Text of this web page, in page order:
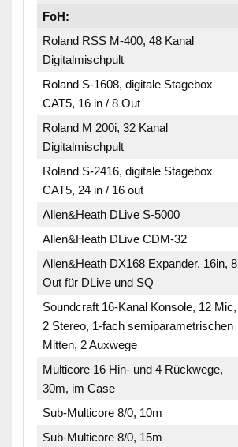
FoH:
Roland RSS M-400, 48 Kanal
Digitalmischpult
Roland S-1608, digitale Stagebox
CAT5, 16 in / 8 Out
Roland M 200i, 32 Kanal
Digitalmischpult
Roland S-2416, digitale Stagebox
CAT5, 24 in / 16 out
Allen&Heath DLive S-5000
Allen&Heath DLive CDM-32
Allen&Heath DX168 Expander, 16in, 8
Out für DLive und SQ
Soundcraft 16-Kanal Konsole, 12 Mic,
2 Stereo, 1-fach semiparametrischen
Mitten, 2 Auxwege
Multicore 16 Hin- und 4 Rückwege,
30m, im Case
Sub-Multicore 8/0, 10m
Sub-Multicore 8/0, 15m